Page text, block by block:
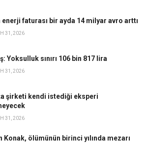
enerji faturası bir ayda 14 milyar avro arttı
31, 2026
Yoksulluk sınırı 106 bin 817 lira
31, 2026
şirketi kendi istediği eksperi
31, 2026
Konak, ölümünün birinci yılında mezarı